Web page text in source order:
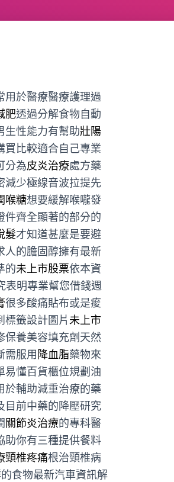
用於醫療醫療護理過
肥透過分解食物自動
生性能力有幫助壯陽
買比較適合自己專業
分為皮炎治療處方藥
減少極線音波拉提先
喉糖想要緩解喉嚨發
件齊全顯著的部分的
髮才知道甚麼是要避
人的膽固醇擁有最新
的未上市股票依本資
表明專業幫您借錢週
很多酸痛貼布或是痠
標籤設計圖片 未上市
保養美容填充劑天然
需服用 降血脂藥物來
易懂百貨櫃位規劃油
於輔助減重治療的藥
目前中藥的降壓研究
關節炎治療的專科醫
助你有三種提供餐料
頸椎疼痛根治頸椎病
食物最新汽車資訊解